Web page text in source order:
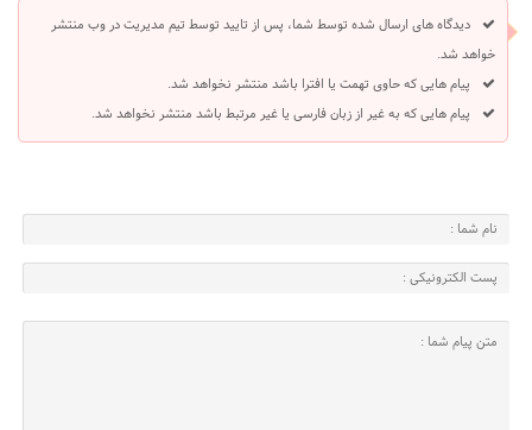
دیدگاه های ارسال شده توسط شما، پس از تایید توسط تیم مدیریت در وب منتشر
خواهد شد.
پیام هایی که حاوی تهمت یا افترا باشد منتشر نخواهد شد.
پیام هایی که به غیر از زبان فارسی یا غیر مرتبط باشد منتشر نخواهد شد.